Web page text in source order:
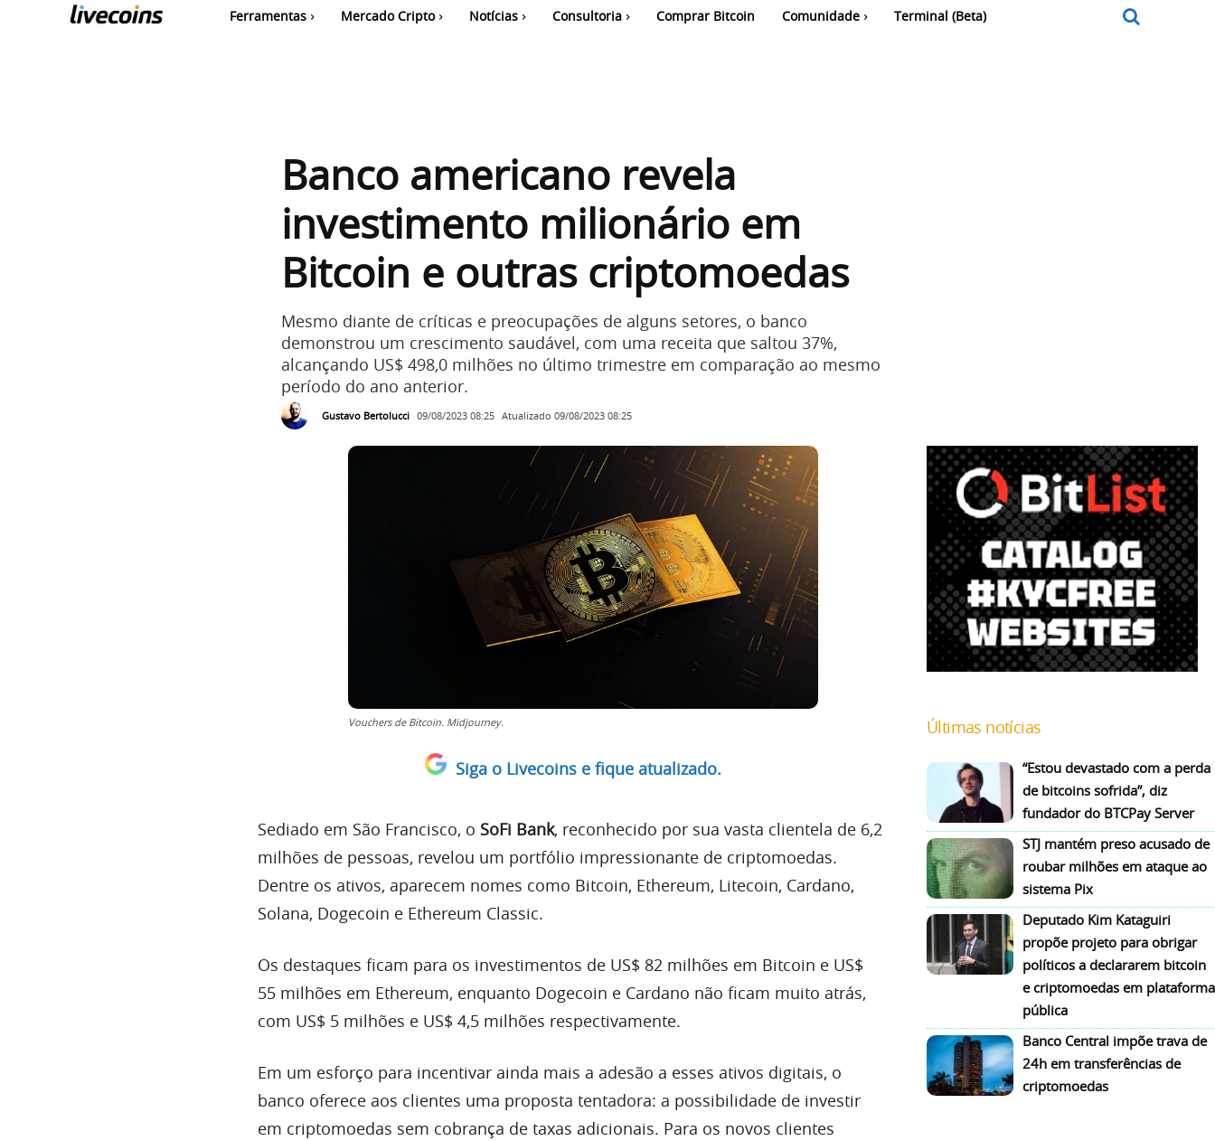
Ferramentas Mercado Cripto Notícias Consultoria Comprar Bitcoin Comunidade Terminal (Beta)
Banco americano revela
investimento milionário em
Bitcoin e outras criptomoedas
Mesmo diante de críticas e preocupações de alguns setores, o banco
demonstrou um crescimento saudável, com uma receita que saltou 37%,
alcançando US$ 498,0 milhões no último trimestre em comparação ao mesmo
período do ano anterior.
Gustavo Bertolucci 09/08/2023 08:25 Atualizado 09/08/2023 08:25
Vouchers de Bitcoin. Midjourney.
Siga o Livecoins e fique atualizado.
Sediado em São Francisco, o SoFi Bank, reconhecido por sua vasta clientela de 6,2
milhões de pessoas, revelou um portfólio impressionante de criptomoedas.
Dentre os ativos, aparecem nomes como Bitcoin, Ethereum, Litecoin, Cardano,
Solana, Dogecoin e Ethereum Classic.
Os destaques ficam para os investimentos de US$ 82 milhões em Bitcoin e US$
55 milhões em Ethereum, enquanto Dogecoin e Cardano não ficam muito atrás,
com US$ 5 milhões e US$ 4,5 milhões respectivamente.
Em um esforço para incentivar ainda mais a adesão a esses ativos digitais, o
banco oferece aos clientes uma proposta tentadora: a possibilidade de investir
em criptomoedas sem cobrança de taxas adicionais. Para os novos clientes
Últimas notícias
“Estou devastado com a perda
de bitcoins sofrida”, diz
fundador do BTCPay Server
STJ mantém preso acusado de
roubar milhões em ataque ao
sistema Pix
Deputado Kim Kataguiri
propõe projeto para obrigar
políticos a declararem bitcoin
e criptomoedas em plataforma
pública
Banco Central impõe trava de
24h em transferências de
criptomoedas